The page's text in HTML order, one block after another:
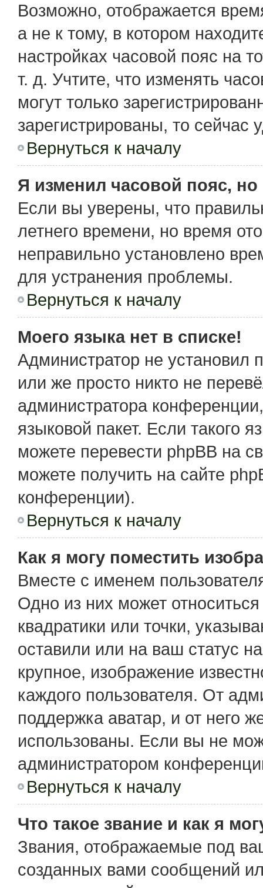
Возможно, отображается
а не к тому, в котором
настройках часовой пояс на
т. д. Учтите, что изменять
могут только
зарегистрированы, то сейчас
Вернуться к началу
Я изменил часовой пояс,
Если вы уверены, что
летнего времени, но время
неправильно установлено
для устранения проблемы.
Вернуться к началу
Моего языка нет в списке!
Администратор не установил
или же просто никто не
администратора
языковой пакет. Если такого
можете перевести phpBB на
можете получить на сайте
конференции).
Вернуться к началу
Как я могу поместить
Вместе с именем
Одно из них может
квадратики или точки,
оставили или на ваш статус
крупное, изображение
каждого пользователя. От
поддержка аватар, и от него
использованы. Если вы не
администратором
Вернуться к началу
Что такое звание и как я
Звания, отображаемые под
созданных вами сообщений